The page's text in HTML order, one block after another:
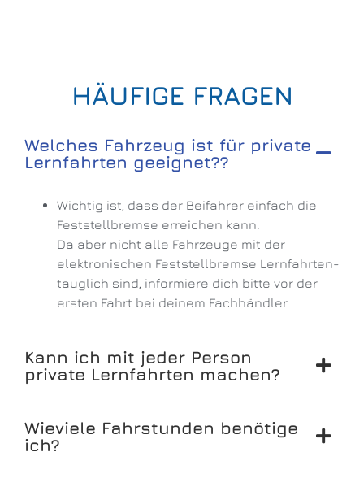
HÄUFIGE FRAGEN
Welches Fahrzeug ist für private
Lernfahrten geeignet??
Wichtig ist, dass der Beifahrer einfach die
Feststellbremse erreichen kann.
Da aber nicht alle Fahrzeuge mit der
elektronischen Feststellbremse Lernfahrten-
tauglich sind, informiere dich bitte vor der
ersten Fahrt bei deinem Fachhändler
Kann ich mit jeder Person
private Lernfahrten machen?
Wieviele Fahrstunden benötige
ich?